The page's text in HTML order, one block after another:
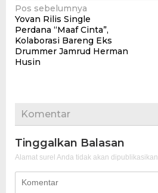
Navigasi
pos
Pos sebelumnya
Yovan Rilis Single
Perdana “Maaf Cinta”,
Kolaborasi Bareng Eks
Drummer Jamrud Herman
Husin
Komentar
Tinggalkan Balasan
Alamat surel Anda tidak akan dipublikasikan.